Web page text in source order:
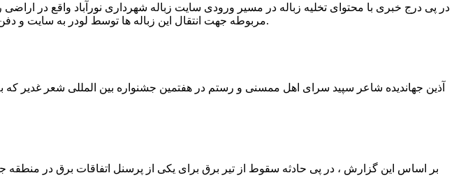
در پی درج خبری با محتوای تخلیه زباله در مسیر ورودی سایت زباله شهرداری نورآباد واقع در
مربوطه جهت انتقال این زباله ها توسط لودر به سایت و دفن آنها، سید مهدی حسینی دهیار چمگل با ارسال تصاویری خبر از جمع آوری این زباله ها توسط شهرداری داد.
آذین جهاندیده شاعر سپید سرای اهل ممسنی و رستم در هفتمین جشنواره بین المللی شعر غدیر که
بر اساس این گزارش ، در پی حادثه سقوط از تیر برق برای یکی از پرسنل اتفاقات برق در